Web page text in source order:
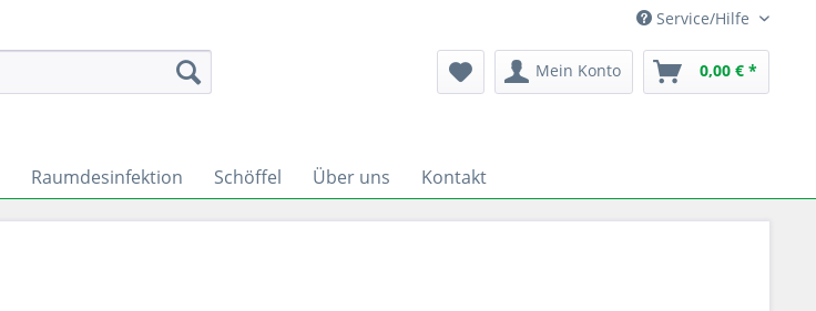
Service/Hilfe
Mein Konto 0,00 € *
Raumdesinfektion Schöffel Über uns Kontakt